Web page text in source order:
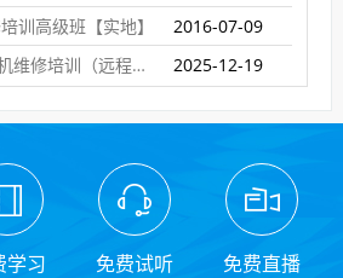
训高级班【实地】
2016-07-09
苹果手机、安卓手机维修培训（远程网络班）
2025-12-19
学习 免费试听 免费直播